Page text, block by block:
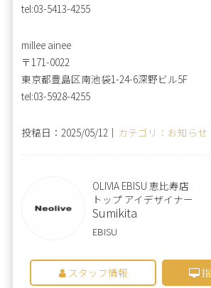
tel:03-5413-4255
millee ainee
〒171-0022
東京都豊島区南池袋1-24-6深野ビル5F
tel:03-5928-4255
投稿日：2025/05/12｜ カテゴリ：お知らせ
OLIVIA EBISU 恵比寿店
トップ アイデザイナー
Sumikita
EBISU
スタッフ情報